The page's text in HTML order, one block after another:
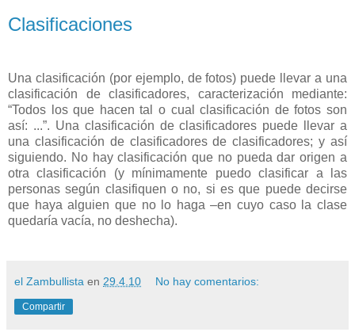
Clasificaciones
Una clasificación (por ejemplo, de fotos) puede llevar a una
clasificación de clasificadores, caracterización mediante:
“Todos los que hacen tal o cual clasificación de fotos son
así: ...”. Una clasificación de clasificadores puede llevar a
una clasificación de clasificadores de clasificadores; y así
siguiendo. No hay clasificación que no pueda dar origen a
otra clasificación (y mínimamente puedo clasificar a las
personas según clasifiquen o no, si es que puede decirse
que haya alguien que no lo haga –en cuyo caso la clase
quedaría vacía, no deshecha).
el Zambullista en 29.4.10 No hay comentarios:
Compartir